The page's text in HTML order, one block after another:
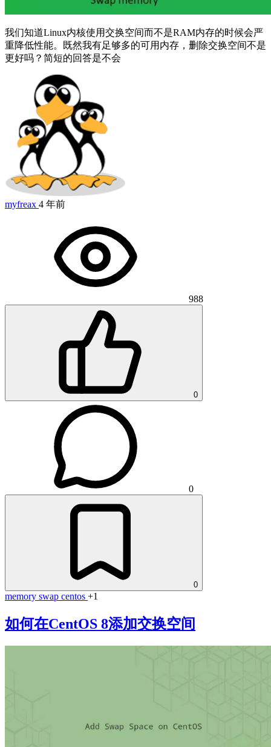
我们知道Linux内核使用交换空间而不是RAM内存的时候会严
重降低性能。既然我有足够多的可用内存，删除交换空间不是
更好吗？简短的回答是不会
myfreax 4 年前
988
0
0
0
memory swap centos +1
如何在CentOS 8添加交换空间